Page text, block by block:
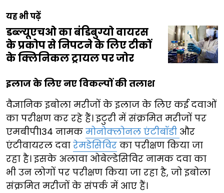
यह भी पढ़ें
डब्ल्यूएचओ का बंडिबुग्यो वायरस
के प्रकोप से निपटने के लिए टीकों
के क्लिनिकल ट्रायल पर जोर
इलाज के लिए नए विकल्पों की तलाश
वैज्ञानिक इबोला मरीजों के इलाज के लिए कई दवाओं
का परीक्षण कर रहे हैं। इटुरी में संक्रमित मरीजों पर
एमबीपी134 नामक मोनोक्लोनल एंटीबॉडी और
एंटीवायरल दवा रेमडेसिविर का परीक्षण किया जा
रहा है। इसके अलावा ओबेल्डेसिविर नामक दवा का
भी उन लोगों पर परीक्षण किया जा रहा है, जो इबोला
संक्रमित मरीजों के संपर्क में आए हैं।